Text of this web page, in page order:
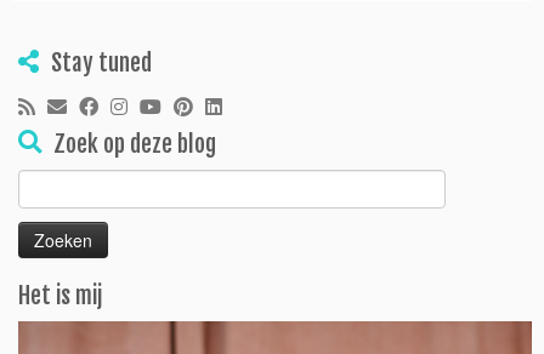
Stay tuned
Zoek op deze blog
Zoeken
naar:
Het is mij